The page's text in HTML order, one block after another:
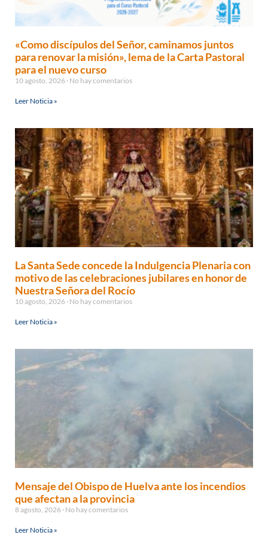
«Como discípulos del Señor, caminamos juntos
para renovar la misión», lema de la Carta Pastoral
para el nuevo curso
10 agosto, 2026 No hay comentarios
Leer Noticia »
La Santa Sede concede la Indulgencia Plenaria con
motivo de las celebraciones jubilares en honor de
Nuestra Señora del Rocío
10 agosto, 2026 No hay comentarios
Leer Noticia »
Mensaje del Obispo de Huelva ante los incendios
que afectan a la provincia
8 agosto, 2026 No hay comentarios
Leer Noticia »